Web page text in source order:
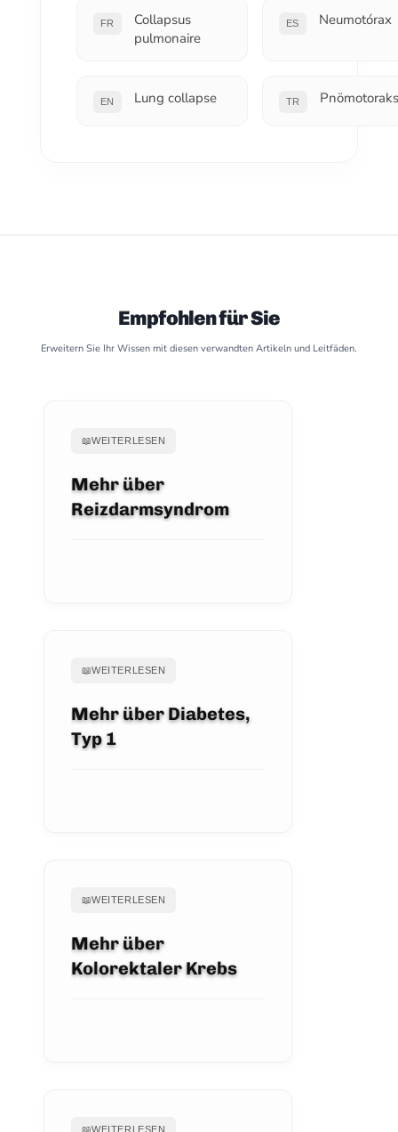
FR
Collapsus
pulmonaire
ES Neumotórax
EN Lung collapse TR Pnömotoraks
Empfohlen für Sie
Erweitern Sie Ihr Wissen mit diesen verwandten Artikeln und Leitfäden.
📖WEITERLESEN
Mehr über
Reizdarmsyndrom
📖WEITERLESEN
Mehr über Diabetes,
Typ 1
📖WEITERLESEN
Mehr über
Kolorektaler Krebs
📖WEITERLESEN